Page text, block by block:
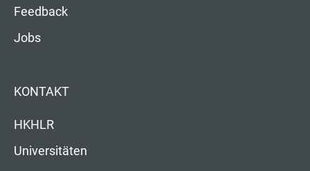
Feedback
Jobs
KONTAKT
HKHLR
Universitäten